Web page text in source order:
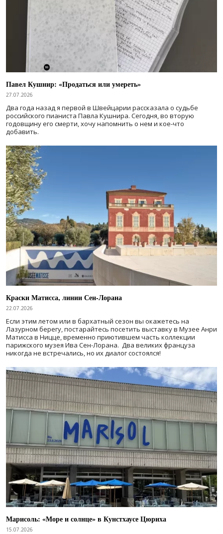
Павел Кушнир: «Продаться или умереть»
27.07.2026
Два года назад я первой в Швейцарии рассказала о судьбе
российского пианиста Павла Кушнира. Сегодня, во вторую
годовщину его смерти, хочу напомнить о нем и кое-что
добавить.
Краски Матисса, линии Сен-Лорана
22.07.2026
Если этим летом или в бархатный сезон вы окажетесь на
Лазурном берегу, постарайтесь посетить выставку в Музее Анри
Матисса в Ницце, временно приютившем часть коллекции
парижского музея Ива Сен-Лорана. Два великих француза
никогда не встречались, но их диалог состоялся!
Марисоль: «Море и солнце» в Кунстхаусе Цюриха
15.07.2026